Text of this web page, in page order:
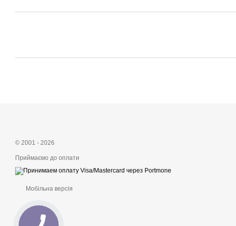
© 2001 - 2026
Приймаємо до оплати
Мобільна версія